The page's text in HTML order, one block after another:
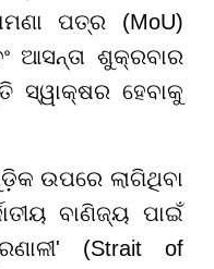
ପତ୍ର (MoU)
ଆସନ୍ତା ଶୁକ୍ରବାର
ସ୍ୱାକ୍ଷର ହେବାକୁ
ଉପରେ ଲାଗିଥିବା
ବାଣିଜ୍ୟ ପାଇଁ
(Strait of